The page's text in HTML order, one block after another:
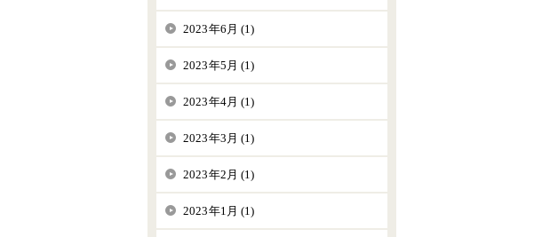
2023年6月 (1)
2023年5月 (1)
2023年4月 (1)
2023年3月 (1)
2023年2月 (1)
2023年1月 (1)